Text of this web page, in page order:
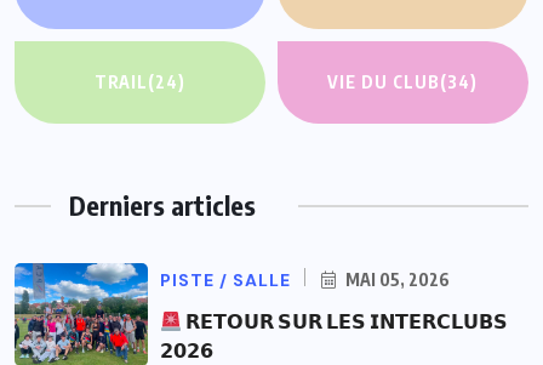
TRAIL(24) VIE DU CLUB(34)
Derniers articles
PISTE / SALLE MAI 05, 2026
𝗥𝗘𝗧𝗢𝗨𝗥 𝗦𝗨𝗥 𝗟𝗘𝗦 𝗜𝗡𝗧𝗘𝗥𝗖𝗟𝗨𝗕𝗦
𝟮𝟬𝟮𝟲